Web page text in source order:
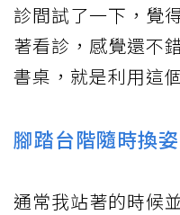
診間試了一下，覺
著看診，感覺還不
書桌，就是利用這
腳踏台階隨時換
通常我站著的時候